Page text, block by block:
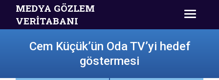
MEDYA GÖZLEM
VERİTABANI
Cem Küçük’ün Oda TV’yi hedef
göstermesi